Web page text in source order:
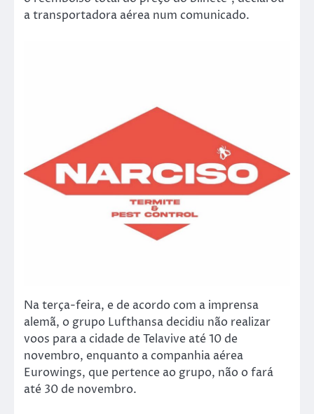
a transportadora aérea num comunicado.
Na terça-feira, e de acordo com a imprensa
alemã, o grupo Lufthansa decidiu não realizar
voos para a cidade de Telavive até 10 de
novembro, enquanto a companhia aérea
Eurowings, que pertence ao grupo, não o fará
até 30 de novembro.